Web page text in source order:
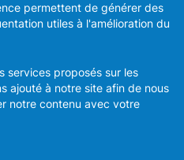
de confidentialité
d'accessibilité
des réseaux sociaux
permettent de générer des
utiles à l'amélioration du
services proposés sur les
ajouté à notre site afin de nous
notre contenu avec votre